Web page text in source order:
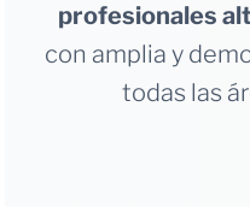
profesionales
con amplia y
todas las